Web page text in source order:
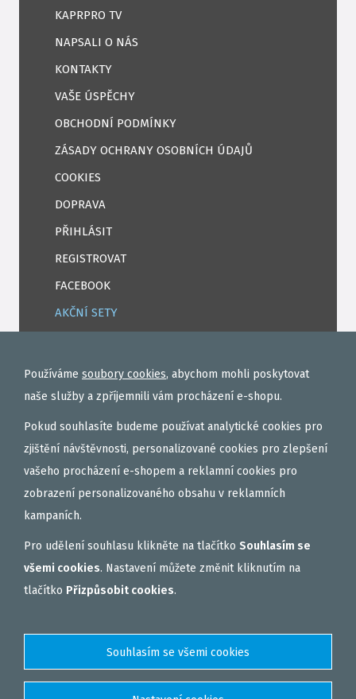
KAPRPRO TV
NAPSALI O NÁS
KONTAKTY
VAŠE ÚSPĚCHY
OBCHODNÍ PODMÍNKY
ZÁSADY OCHRANY OSOBNÍCH ÚDAJŮ
COOKIES
DOPRAVA
PŘIHLÁSIT
REGISTROVAT
FACEBOOK
AKČNÍ SETY
EXTRUDY
VNADÍCÍ, KRMÍTKOVÉ SMĚSI
FEEDER / LEHKÁ KAPRAŘINA
PVA PUNČOCHY A SÁČKY
ZÁTĚŽE, KRMÍTKA
OBLEČENÍ
TEKUTÉ
VAŘENÝ PARTIKL
Používáme soubory cookies, abychom mohli poskytovat
naše služby a zpříjemnili vám procházení e-shopu.
Pokud souhlasíte budeme používat analytické cookies pro
zjištění návštěvnosti, personalizované cookies pro zlepšení
vašeho procházení e-shopem a reklamní cookies pro
zobrazení personalizovaného obsahu v reklamních
kampaních.
Pro udělení souhlasu klikněte na tlačítko Souhlasím se
všemi cookies. Nastavení můžete změnit kliknutím na
tlačítko Přizpůsobit cookies.